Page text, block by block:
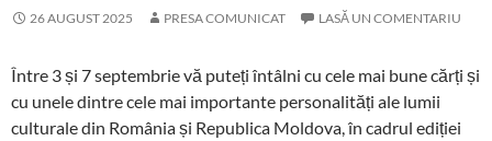
26 AUGUST 2025 PRESA COMUNICAT LASĂ UN COMENTARIU
Între 3 și 7 septembrie vă puteți întâlni cu cele mai bune cărți și
cu unele dintre cele mai importante personalități ale lumii
culturale din România și Republica Moldova, în cadrul ediției